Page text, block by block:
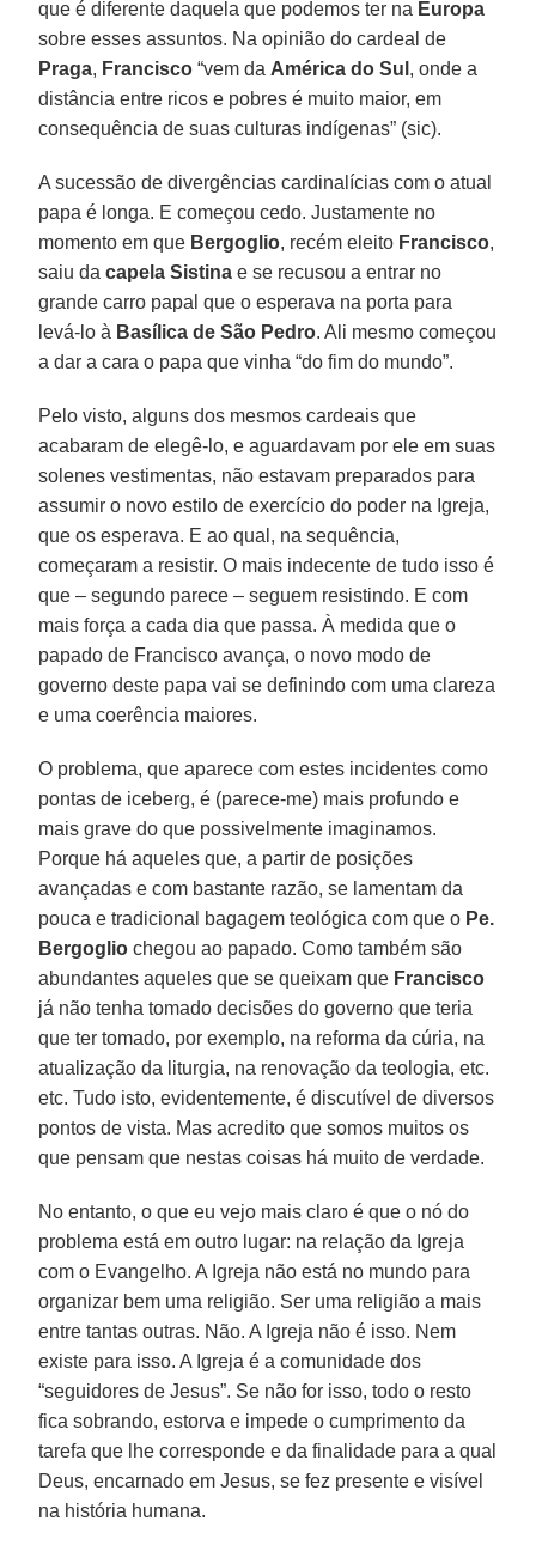
que é diferente daquela que podemos ter na Europa
sobre esses assuntos. Na opinião do cardeal de
Praga, Francisco “vem da América do Sul , onde a
distância entre ricos e pobres é muito maior, em
consequência de suas culturas indígenas” (sic).
A sucessão de divergências cardinalícias com o atual
papa é longa. E começou cedo. Justamente no
momento em que Bergoglio, recém eleito Francisco,
saiu dacapela Sistina e se recusou a entrar no
grande carro papal que o esperava na porta para
levá-lo à Basílica de São Pedro. Ali mesmo começou
a dar a cara o papa que vinha “do fim do mundo”.
Pelo visto, alguns dos mesmos cardeais que
acabaram de elegê-lo, e aguardavam por ele em suas
solenes vestimentas, não estavam preparados para
assumir o novo estilo de exercício do poder na Igreja,
que os esperava. E ao qual, na sequência,
começaram a resistir. O mais indecente de tudo isso é
que – segundo parece – seguem resistindo. E com
mais força a cada dia que passa. À medida que o
papado de Francisco avança, o novo modo de
governo deste papa vai se definindo com uma clareza
e uma coerência maiores.
O problema, que aparece com estes incidentes como
pontas de iceberg, é (parece-me) mais profundo e
mais grave do que possivelmente imaginamos.
Porque há aqueles que, a partir de posições
avançadas e com bastante razão, se lamentam da
pouca e tradicional bagagem teológica com que o Pe.
Bergoglio chegou ao papado. Como também são
abundantes aqueles que se queixam que Francisco
já não tenha tomado decisões do governo que teria
que ter tomado, por exemplo, na reforma da cúria, na
atualização da liturgia, na renovação da teologia, etc.
etc. Tudo isto, evidentemente, é discutível de diversos
pontos de vista. Mas acredito que somos muitos os
que pensam que nestas coisas há muito de verdade.
No entanto, o que eu vejo mais claro é que o nó do
problema está em outro lugar: na relação da Igreja
com o Evangelho. A Igreja não está no mundo para
organizar bem uma religião. Ser uma religião a mais
entre tantas outras. Não. A Igreja não é isso. Nem
existe para isso. A Igreja é a comunidade dos
“seguidores de Jesus”. Se não for isso, todo o resto
fica sobrando, estorva e impede o cumprimento da
tarefa que lhe corresponde e da finalidade para a qual
Deus, encarnado em Jesus, se fez presente e visível
na história humana.